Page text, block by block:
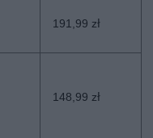
191,99 zł
148,99 zł